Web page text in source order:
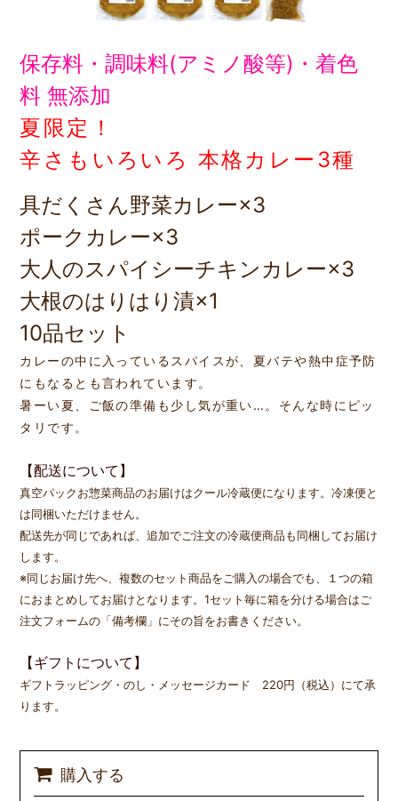
保存料・調味料(アミノ酸等)・着色
料 無添加
夏限定！
辛さもいろいろ 本格カレー3種
具だくさん野菜カレー×3
ポークカレー×3
大人のスパイシーチキンカレー×3
大根のはりはり漬×1
10品セット
カレーの中に入っているスパイスが、夏バテや熱中症予防
にもなるとも言われています。
暑ーい夏、ご飯の準備も少し気が重い…。そんな時にピッ
タリです。
【配送について】
真空パックお惣菜商品のお届けはクール冷蔵便になります。冷凍便と
は同梱いただけません。
配送先が同じであれば、追加でご注文の冷蔵便商品も同梱してお届け
します。
※同じお届け先へ、複数のセット商品をご購入の場合でも、１つの箱
におまとめしてお届けとなります。1セット毎に箱を分ける場合はご
注文フォームの「備考欄」にその旨をお書きください。
【ギフトについて】
ギフトラッピング・のし・メッセージカード 220円（税込）にて承
ります。
購入する